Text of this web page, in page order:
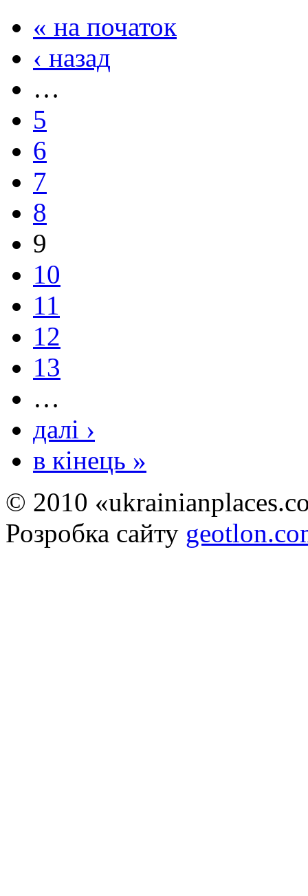
« на початок
‹ назад
…
5
6
7
8
9
10
11
12
13
…
далі ›
в кінець »
© 2010
Розробка сайту